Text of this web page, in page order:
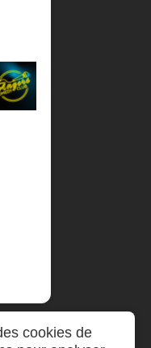
cookies de